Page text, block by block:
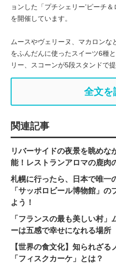
ョンした「プチシェリー’ピーチ＆
を開催しています。
ムースやヴェリーヌ、マカロン
をふんだんに使ったスイーツ6種
リー、スコーンが5段スタンドで
全文を
関連記事
リバーサイドの夜景を眺めな
能！レストランアロマの鹿肉
札幌に行ったら、日本で唯一
「サッポロビール博物館」
よう！
「フランスの最も美しい村」
ーは五感で幸せになれる場所
【世界の食文化】知られざ
「フィスクカーケ」とは？